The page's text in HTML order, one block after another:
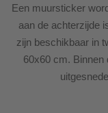
Een muursticker
aan de achterzijde
zijn beschikbaar in
60x60 cm.